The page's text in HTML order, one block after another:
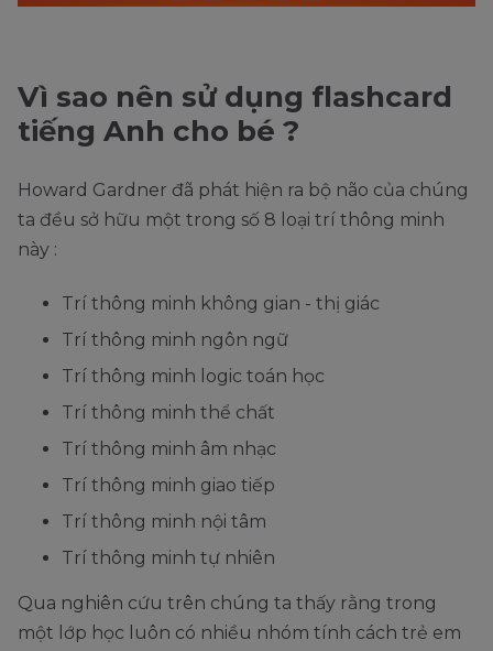
Vì sao nên sử dụng flashcard
tiếng Anh cho bé ?
Howard Gardner đã phát hiện ra bộ não của chúng
ta đều sở hữu một trong số 8 loại trí thông minh
này :
Trí thông minh không gian - thị giác
Trí thông minh ngôn ngữ
Trí thông minh logic toán học
Trí thông minh thể chất
Trí thông minh âm nhạc
Trí thông minh giao tiếp
Trí thông minh nội tâm
Trí thông minh tự nhiên
Qua nghiên cứu trên chúng ta thấy rằng trong
một lớp học luôn có nhiều nhóm tính cách trẻ em